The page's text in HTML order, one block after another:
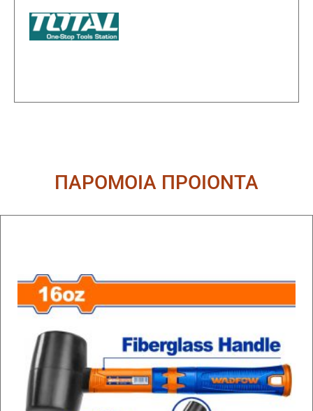
ΠΑΡΟΜΟΙΑ ΠΡΟΙΟΝΤΑ